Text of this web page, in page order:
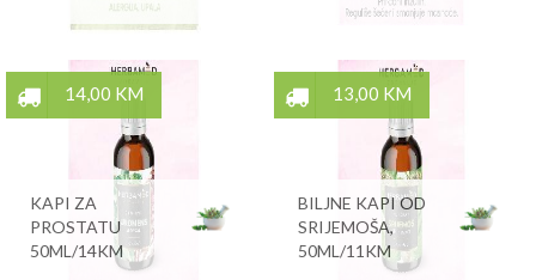
14,00 KM
KAPI ZA
PROSTATU
50ML/14KM
13,00 KM
BILJNE KAPI OD
SRIJEMOŠA,
50ML/11KM